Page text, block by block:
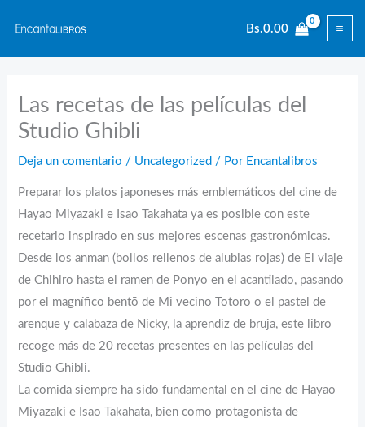
contenido
Bs.0.00
Las recetas de las películas del
Studio Ghibli
Deja un comentario / Uncategorized / Por Encantalibros
Preparar los platos japoneses más emblemáticos del cine de
Hayao Miyazaki e Isao Takahata ya es posible con este
recetario inspirado en sus mejores escenas gastronómicas.
Desde los anman (bollos rellenos de alubias rojas) de El viaje
de Chihiro hasta el ramen de Ponyo en el acantilado, pasando
por el magnífico bentō de Mi vecino Totoro o el pastel de
arenque y calabaza de Nicky, la aprendiz de bruja, este libro
recoge más de 20 recetas presentes en las películas del
Studio Ghibli.
La comida siempre ha sido fundamental en el cine de Hayao
Miyazaki e Isao Takahata, bien como protagonista de